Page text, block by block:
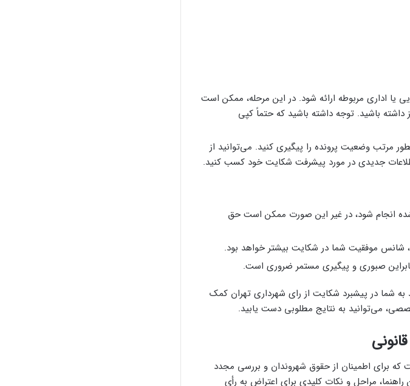
یا اداری مربوطه ارائه شود. در این مرحله، ممکن است
باشید. توجه داشته باشید که حتماً کپی
مرتب وضعیت پرونده را پیگیری کنید. می‌توانید از
جدیدی در مورد پیشرفت شکایت خود کسب کنید.
انجام شود، در غیر این صورت ممکن است حق
شانس موفقیت شما در شکایت بیشتر خواهد بود.
صبوری و پیگیری مستمر ضروری است.
شما در پیشبرد شکایت از رای شهرداری تهران کمک
می‌توانید به نتایج مطلوبی دست یابید.
که برای اطمینان از حقوق شهروندان و بررسی مجدد
مراحل و نکات کلیدی برای اعتراض به رأی